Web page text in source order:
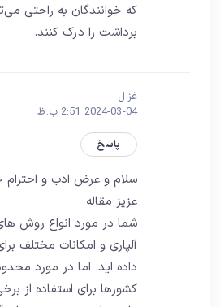
که خوانندگان به راحتی
برداشت را درک کنند.
غزال
2024-03-04 2:51 ب.ظ
پاسخ
سلام و عرض ادب و
عزیز مقاله
شما در مورد انواع روش‌
آلپاری و امکانات مختلف
داده اید. اما در مورد
کشورها برای استفاده از